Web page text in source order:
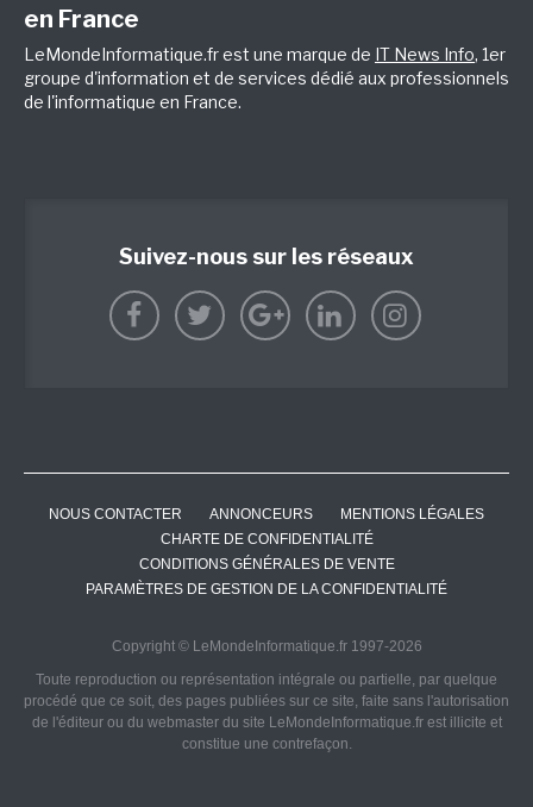
en France
LeMondeInformatique.fr est une marque de IT News Info, 1er
groupe d'information et de services dédié aux professionnels
de l'informatique en France.
Suivez-nous sur les réseaux
NOUS CONTACTER ANNONCEURS
MENTIONS LÉGALES
CHARTE DE CONFIDENTIALITÉ
CONDITIONS GÉNÉRALES DE VENTE
PARAMÈTRES DE GESTION DE LA CONFIDENTIALITÉ
Copyright © LeMondeInformatique.fr 1997-2026
Toute reproduction ou représentation intégrale ou partielle, par quelque
procédé que ce soit, des pages publiées sur ce site, faite sans l'autorisation
de l'éditeur ou du webmaster du site LeMondeInformatique.fr est illicite et
constitue une contrefaçon.